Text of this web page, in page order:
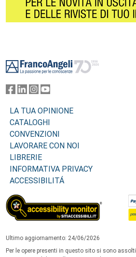
LA TUA OPINIONE
CATALOGHI
CONVENZIONI
LAVORARE CON NOI
LIBRERIE
INFORMATIVA PRIVACY
ACCESSIBILITÁ
Ultimo aggiornamento: 24/06/2026
Per le opere presenti in questo sito si sono